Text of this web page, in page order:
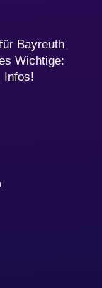
Bayreuth
Wichtige:
Infos!